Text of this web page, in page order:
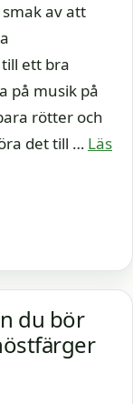
av att
ett bra
på musik på
rötter och
det till … Läs
du bör